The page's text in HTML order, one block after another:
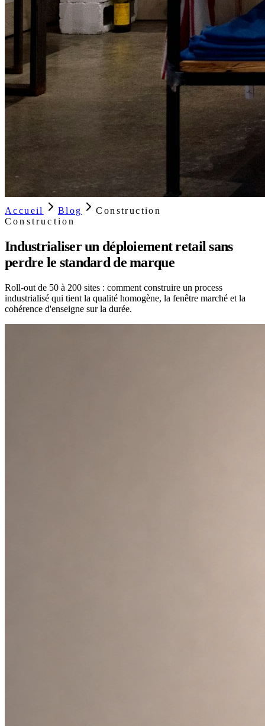
Accueil Blog
Construction
Construction
Industrialiser un déploiement retail sans
perdre le standard de marque
Roll-out de 50 à 200 sites : comment construire un process
industrialisé qui tient la qualité homogène, la fenêtre marché et la
cohérence d'enseigne sur la durée.